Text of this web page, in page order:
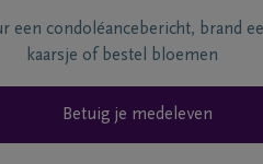
een condoléancebericht, brand
kaarsje of bestel bloemen
Betuig je medeleven